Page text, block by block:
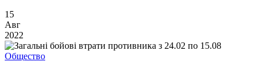
15
Авг
2022
Общество